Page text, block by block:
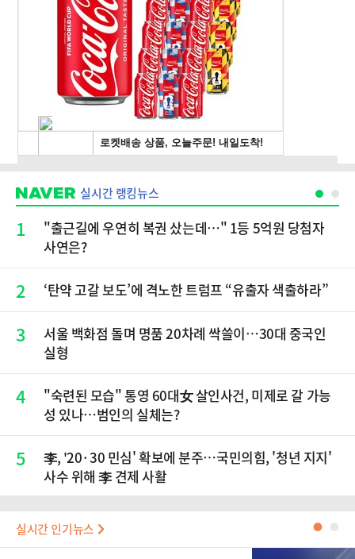
실시간 랭킹뉴스
1
"출근길에 우연히 복권 샀는데…" 1등 5억원 당첨자
사연은?
2 ‘탄약 고갈 보도’에 격노한 트럼프 “유출자 색출하라”
3
서울 백화점 돌며 명품 20차례 싹쓸이…30대 중국인
실형
4
"숙련된 모습" 통영 60대女 살인사건, 미제로 갈 가능
성 있나…범인의 실체는?
5
李, '20·30 민심' 확보에 분주…국민의힘, '청년 지지'
사수 위해 李 견제 사활
실시간 인기뉴스 ●